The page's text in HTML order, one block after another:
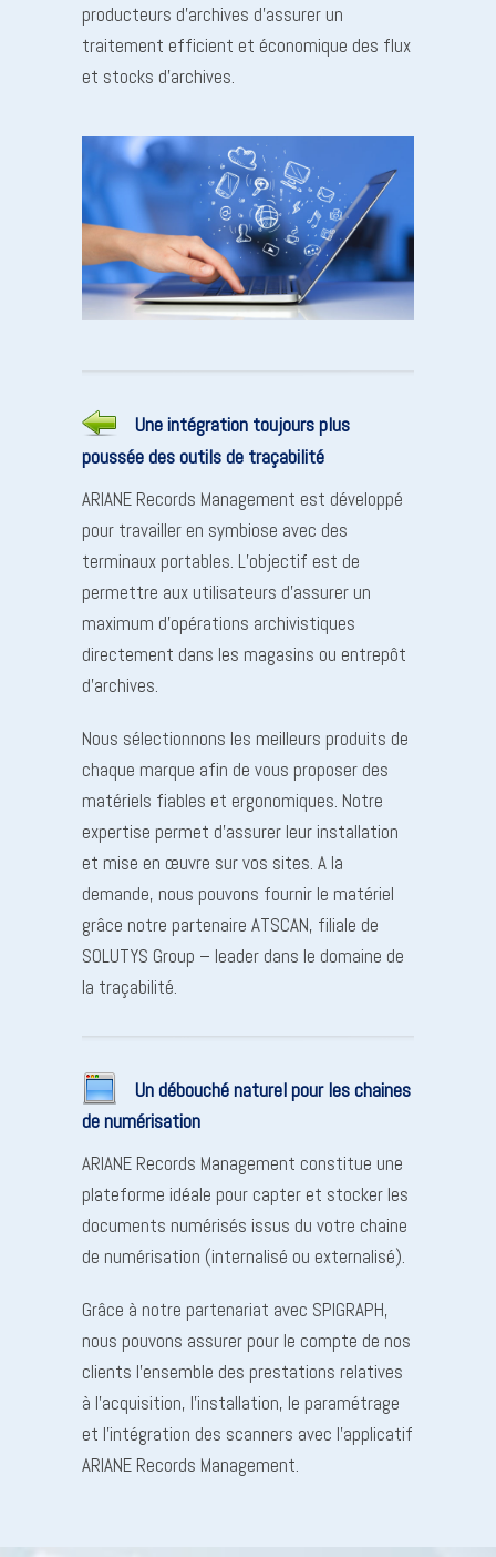
producteurs d’archives d’assurer un
traitement efficient et économique des flux
et stocks d’archives.
Une intégration toujours plus
poussée des outils de traçabilité
ARIANE Records Management est développé
pour travailler en symbiose avec des
terminaux portables. L’objectif est de
permettre aux utilisateurs d’assurer un
maximum d’opérations archivistiques
directement dans les magasins ou entrepôt
d’archives.
Nous sélectionnons les meilleurs produits de
chaque marque afin de vous proposer des
matériels fiables et ergonomiques. Notre
expertise permet d’assurer leur installation
et mise en œuvre sur vos sites. A la
demande, nous pouvons fournir le matériel
grâce notre partenaire ATSCAN, filiale de
SOLUTYS Group – leader dans le domaine de
la traçabilité.
Un débouché naturel pour les chaines
de numérisation
ARIANE Records Management constitue une
plateforme idéale pour capter et stocker les
documents numérisés issus du votre chaine
de numérisation (internalisé ou externalisé).
Grâce à notre partenariat avec SPIGRAPH,
nous pouvons assurer pour le compte de nos
clients l’ensemble des prestations relatives
à l’acquisition, l’installation, le paramétrage
et l’intégration des scanners avec l’applicatif
ARIANE Records Management.